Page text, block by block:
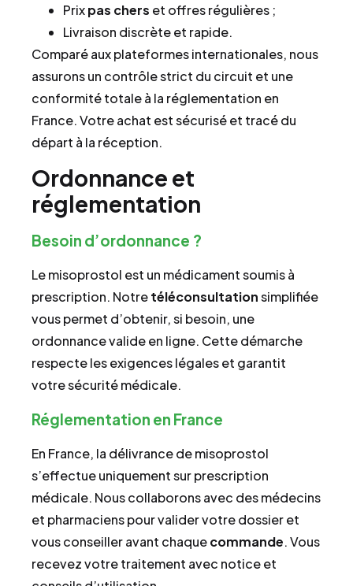
Prixpas chers et offres régulières ;
Livraison discrète et rapide.
Comparé aux plateformes internationales, nous
assurons un contrôle strict du circuit et une
conformité totale à la réglementation en
France. Votre achat est sécurisé et tracé du
départ à la réception.
Ordonnance et
réglementation
Besoin d’ordonnance ?
Le misoprostol est un médicament soumis à
prescription. Notretéléconsultationsimplifiée
vous permet d’obtenir, si besoin, une
ordonnance valide en ligne. Cette démarche
respecte les exigences légales et garantit
votre sécurité médicale.
Réglementation en France
En France, la délivrance de misoprostol
s’effectue uniquement sur prescription
médicale. Nous collaborons avec des médecins
et pharmaciens pour valider votre dossier et
vous conseiller avant chaquecommande. Vous
recevez votre traitement avec notice et